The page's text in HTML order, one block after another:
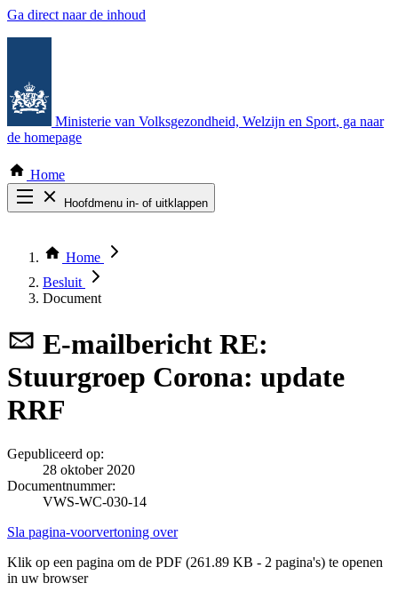
Ga direct naar de inhoud
Ministerie van Volksgezondheid, Welzijn en Sport, ga naar
de homepage
Home
Hoofdmenu in- of uitklappen
Thema COVID-19
Bekijk per bestuursorgaan
Home
Besluit
Document
E-mailbericht RE:
Stuurgroep Corona: update
RRF
Gepubliceerd op:
28 oktober 2020
Documentnummer:
VWS-WC-030-14
Sla pagina-voorvertoning over
Klik op een pagina om de PDF (261.89 KB - 2 pagina's) te openen
in uw browser